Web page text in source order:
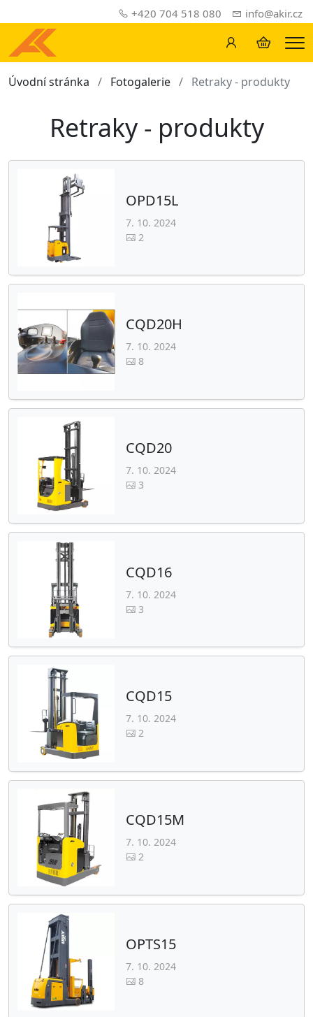
+420 704 518 080 info@akir.cz
Úvodní stránka Fotogalerie Retraky - produkty
Retraky - produkty
OPD15L
7. 10. 2024
2
CQD20H
7. 10. 2024
8
CQD20
7. 10. 2024
3
CQD16
7. 10. 2024
3
CQD15
7. 10. 2024
2
CQD15M
7. 10. 2024
2
OPTS15
7. 10. 2024
8